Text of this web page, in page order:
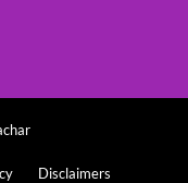
Disclaimers